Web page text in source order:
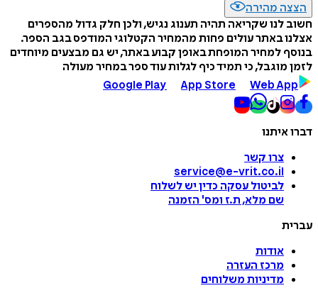
הצצה מהירה
חשוב לנו שקריאה תהיה תענוג נגיש, ולכן חלק גדול מהספרים
אצלנו באתר עולים פחות מהמחיר הקטלוגי המודפס בגב הספר.
בנוסף למחיר המופחת באופן קבוע באתר, יש גם מבצעים מיוחדים
לזמן מוגבל, כי תמיד כיף לגלות עוד ספר במחיר מעולה
Google Play
App Store Web App
דברו איתנו
צרו קשר
service@e-vrit.co.il
לביטול עסקה כדין יש לשלוח
שם מלא, ת.ז ומס' הזמנה
עברית
אודות
מרכז העזרה
מדיניות משלוחים